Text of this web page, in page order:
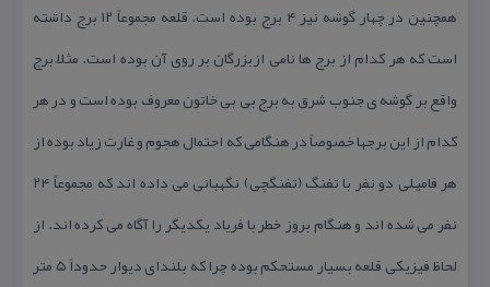
همچنین در چهار گوشه نیز ۴ برج بوده است. قلعه مجموعاً ۱۲ برج داشته
است كه هر كدام از برج ها نامی ازبزرگان بر روی آن بوده است. مثلاً برج
واقع بر گوشه ی جنوب شرق به برج بی بی خاتون معروف بوده است و در هر
كدام از این برجها خصوصاً در هنگامی كه احتمال هجوم و غارت زیاد بوده از
هر فامیلی دو نفر با تفنگ (تفنگچی) نگهبانی می داده اند كه مجموعاً ۲۴
نفر می شده اند و هنگام بروز خطر با فریاد یكدیگر را آگاه می كرده اند. از
لحاظ فیزیكی قلعه بسیار مستحكم بوده چرا كه بلندای دیوار حدوداً ۵ متر